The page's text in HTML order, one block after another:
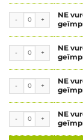
NE vuren geschaafd sls
NE
NE vuren geschaafd sls
NE
NE vuren geschaafd sls
NE
NE vuren geschaafd sls
NE